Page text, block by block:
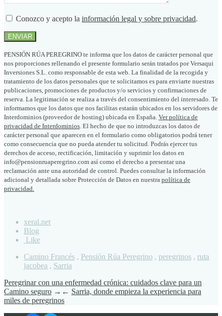
Conozco y acepto la información legal y sobre privacidad.
PENSIÓN RÚA PEREGRINO te informa que los datos de carácter personal que
nos proporciones rellenando el presente formulario serán tratados por Versaqui
Inversiones S.L. como responsable de esta web. La finalidad de la recogida y
tratamiento de los datos personales que te solicitamos es para enviarte nuestras
publicaciones, promociones de productos y/o servicios y confirmaciones de
reserva. La legitimación se realiza a través del consentimiento del interesado. Te
informamos que los datos que nos facilitas estarán ubicados en los servidores de
Interdominios (proveedor de hosting) ubicada en España. Ver política de
privacidad de Interdominios. El hecho de que no introduzcas los datos de
carácter personal que aparecen en el formulario como obligatorios podrá tener
como consecuencia que no pueda atender tu solicitud. Podrás ejercer tus
derechos de acceso, rectificación, limitación y suprimir los datos en
info@pensionruaperegrino.com así como el derecho a presentar una
reclamación ante una autoridad de control. Puedes consultar la información
adicional y detallada sobre Protección de Datos en nuestra política de
privacidad.
xeral.net
Blog
Like
Camino Francés , Pensión Rúa Peregrino , peregrinos , ruta
jacobea , Sarria
Peregrinar con una enfermedad crónica: cuidados clave para un
Camino seguro → ← Sarria, donde empieza la experiencia para
miles de peregrinos